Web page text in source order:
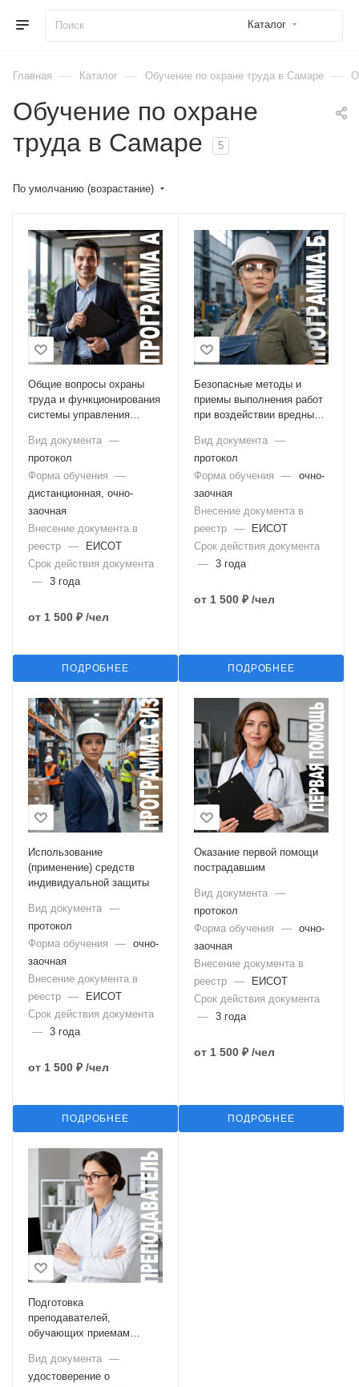
Каталог
Главная — Каталог — Обучение по охране труда в Самаре —
Обучение по охране
труда в Самаре
5
По умолчанию (возрастание)
Общие вопросы охраны
труда и функционирования
системы управления
Вид документа —
протокол
Форма обучения
—
дистанционная, очно-
заочная
Внесение документа в
реестр —
ЕИСОТ
Срок действия документа
— 3 года
от 1 500 ₽ /чел
ПОДРОБНЕЕ
Безопасные методы и
приемы выполнения работ
при воздействии вредных и
производственных
факторов, источников
опасности,
идентифицированных в
рамках специальной
оценки условий труда и
оценки профессиональных
рисков
Вид документа —
протокол
Форма обучения
— очно-
заочная
Внесение документа в
реестр —
ЕИСОТ
Срок действия документа
— 3 года
от 1 500 ₽ /чел
ПОДРОБНЕЕ
Использование
(применение) средств
индивидуальной защиты
Вид документа —
протокол
Форма обучения
— очно-
заочная
Внесение документа в
реестр —
ЕИСОТ
Срок действия документа
— 3 года
от 1 500 ₽ /чел
ПОДРОБНЕЕ
Оказание первой помощи
пострадавшим
Вид документа —
протокол
Форма обучения
— очно-
заочная
Внесение документа в
реестр —
ЕИСОТ
Срок действия документа
— 3 года
от 1 500 ₽ /чел
ПОДРОБНЕЕ
Подготовка
преподавателей,
обучающих приемам
Вид документа —
удостоверение о